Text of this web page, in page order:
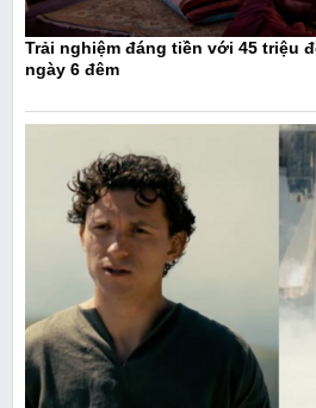
Trải nghiệm đáng tiền với 45 triệu
ngày 6 đêm